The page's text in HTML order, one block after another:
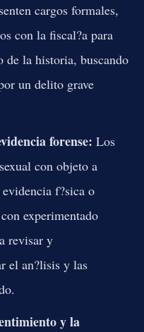
cargos formales,
con la fiscal?a para
de la historia, buscando
un delito grave
forense: Los
con objeto a
f?sica o
experimentado
revisar y
el an?lisis y las
y la